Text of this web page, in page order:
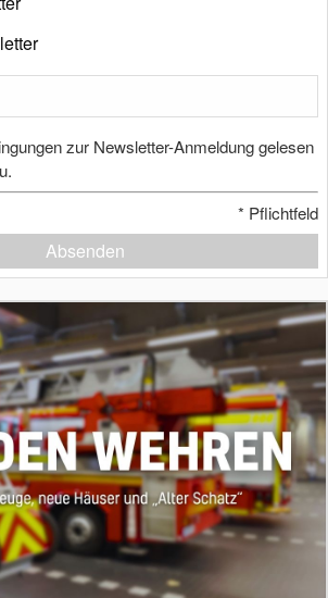
zur Newsletter-Anmeldung gelesen
* Pflichtfeld
Absenden